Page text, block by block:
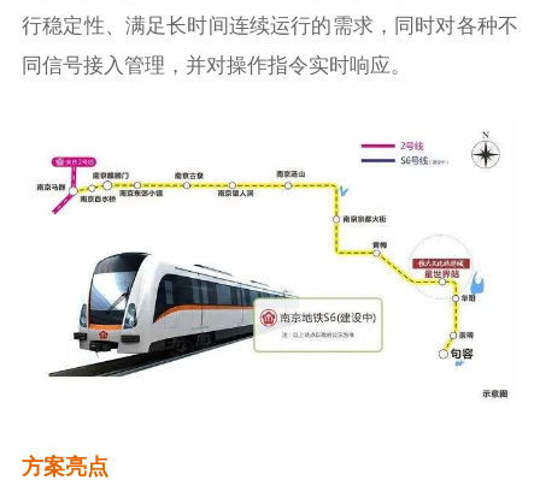
行稳定性、满足长时间连续运行的需求，同时对各种不
同信号接入管理，并对操作指令实时响应。
方案亮点